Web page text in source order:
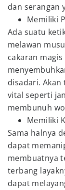
dan serangan
Memiliki
Ada suatu
melawan
cakaran
disadari.
vital seperti
membunuh
Memiliki
Sama halnya
dapat
membuatnya
terbang
dapat